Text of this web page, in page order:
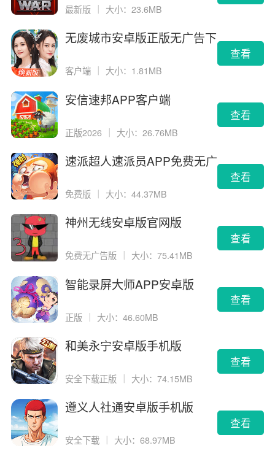
最新版 大小：23.6MB
无废城市安卓版正版无广告下
客户端 大小：1.81MB
查看
安信速邦APP客户端
正版2026 ｜ 大小：26.76MB
查看
速派超人速派员APP免费无广
免费版 大小：44.37MB
查看
神州无线安卓版官网版
免费无广告版 大小：75.41MB
查看
智能录屏大师APP安卓版
正版 ｜ 大小：46.60MB
查看
和美永宁安卓版手机版
安全下载正版 大小：74.15MB
查看
遵义人社通安卓版手机版
安全下载 大小：68.97MB
查看